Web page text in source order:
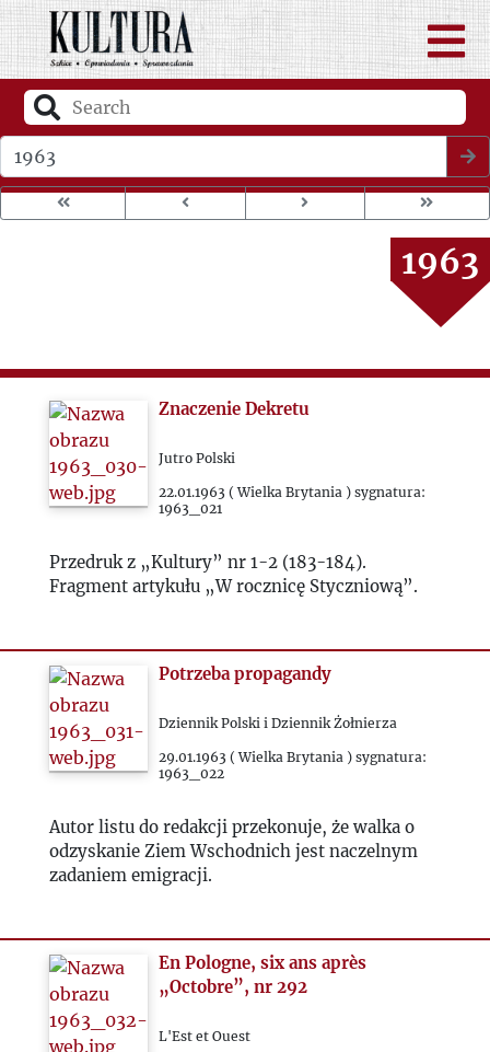
1959
1960
1961
1962
1963
1964
1965
1967
1971
1973
Znaczenie Dekretu
Jutro Polski
22.01.1963 ( Wielka Brytania ) sygnatura:
1963_021
Przedruk z „Kultury” nr 1-2 (183-184).
Fragment artykułu „W rocznicę Styczniową”.
Potrzeba propagandy
Dziennik Polski i Dziennik Żołnierza
29.01.1963 ( Wielka Brytania ) sygnatura:
1963_022
Autor listu do redakcji przekonuje, że walka o
odzyskanie Ziem Wschodnich jest naczelnym
zadaniem emigracji.
En Pologne, six ans après
„Octobre”, nr 292
L'Est et Ouest